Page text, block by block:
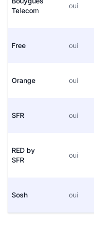
Telecom
oui
Free oui
Orange oui
SFR oui
RED by
SFR
oui
Sosh oui